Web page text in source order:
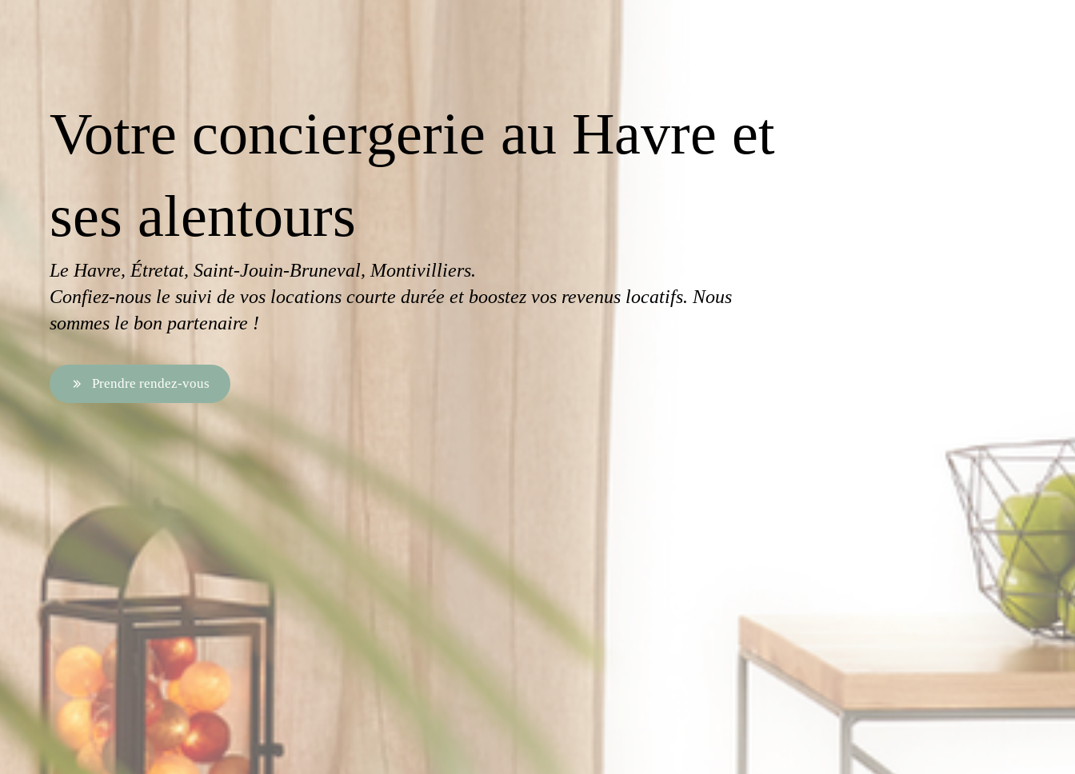
Votre conciergerie au Havre et
ses alentours
Le Havre, Étretat, Saint-Jouin-Bruneval, Montivilliers.
Confiez-nous le suivi de vos locations courte durée et boostez vos revenus locatifs. Nous
sommes le bon partenaire !
Prendre rendez-vous